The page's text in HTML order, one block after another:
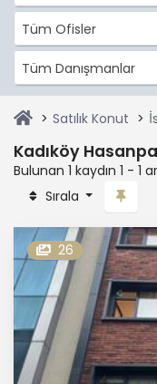
Tüm Ofisler
Tüm Danışmanlar
Satılık Konut
Kadıköy
Bulunan 1 kaydın 1 - 1
Sırala
26